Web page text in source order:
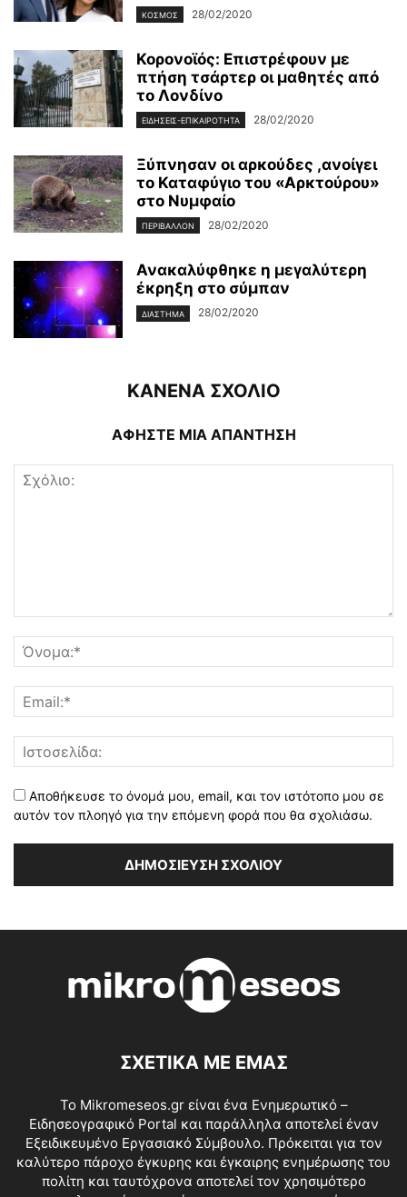
ΚΌΣΜΟΣ 28/02/2020
Κορονοϊός: Επιστρέφουν με
πτήση τσάρτερ οι μαθητές από
το Λονδίνο
ΕΙΔΉΣΕΙΣ-ΕΠΙΚΑΙΡΌΤΗΤΑ 28/02/2020
Ξύπνησαν οι αρκούδες ,ανοίγει
το Καταφύγιο του «Αρκτούρου»
στο Νυμφαίο
ΠΕΡΙΒΆΛΛΟΝ 28/02/2020
Ανακαλύφθηκε η μεγαλύτερη
έκρηξη στο σύμπαν
ΔΙΆΣΤΗΜΑ 28/02/2020
ΚΑΝΕΝΑ ΣΧΟΛΙΟ
ΑΦΗΣΤΕ ΜΙΑ ΑΠΑΝΤΗΣΗ
Αποθήκευσε το όνομά μου, email, και τον ιστότοπο μου σε
αυτόν τον πλοηγό για την επόμενη φορά που θα σχολιάσω.
ΣΧΕΤΙΚΑ ΜΕ ΕΜΑΣ
Το Mikromeseos.gr είναι ένα Ενημερωτικό –
Ειδησεογραφικό Portal και παράλληλα αποτελεί έναν
Εξειδικευμένο Εργασιακό Σύμβουλο. Πρόκειται για τον
καλύτερο πάροχο έγκυρης και έγκαιρης ενημέρωσης του
πολίτη και ταυτόχρονα αποτελεί τον χρησιμότερο